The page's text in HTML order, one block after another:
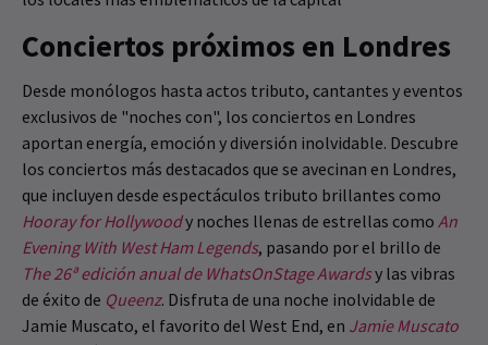
Conciertos próximos en Londres
Desde monólogos hasta actos tributo, cantantes y eventos
exclusivos de "noches con", los conciertos en Londres
aportan energía, emoción y diversión inolvidable. Descubre
los conciertos más destacados que se avecinan en Londres,
que incluyen desde espectáculos tributo brillantes como
Hooray for Hollywoody noches llenas de estrellas como An
Evening With West Ham Legends, pasando por el brillo de
The 26ª edición anual de WhatsOnStage Awardsy las vibras
de éxito de Queenz. Disfruta de una noche inolvidable de
Jamie Muscato, el favorito del West End, en Jamie Muscato